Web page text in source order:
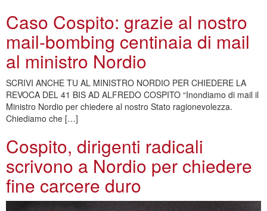
Caso Cospito: grazie al nostro
mail-bombing centinaia di mail
al ministro Nordio
SCRIVI ANCHE TU AL MINISTRO NORDIO PER CHIEDERE LA
REVOCA DEL 41 BIS AD ALFREDO COSPITO “Inondiamo di mail il
Ministro Nordio per chiedere al nostro Stato ragionevolezza.
Chiediamo che […]
Cospito, dirigenti radicali
scrivono a Nordio per chiedere
fine carcere duro